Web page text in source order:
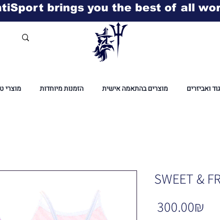
brings you the best of all
ואביזרים מוצרים בהתאמה אישית הזמנות מיוחדות מוצרי
SWEET &
‏300.00 ‏₪